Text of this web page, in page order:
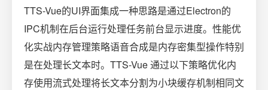
TTS-Vue的UI界面集成一种思路是通过Electron的
IPC机制在后台运行处理任务前台显示进度。性能优
化实战内存管理策略语音合成是内存密集型操作特别
是在处理长文本时。TTS-Vue 通过以下策略优化内
存使用流式处理将长文本分割为小块缓存机制相同文